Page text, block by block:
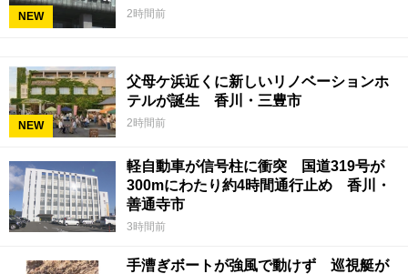
NEW 2時間前
NEW
父母ケ浜近くに新しいリノベーションホ
テルが誕生 香川・三豊市
2時間前
軽自動車が信号柱に衝突 国道319号が
300mにわたり約4時間通行止め 香川・
善通寺市
3時間前
手漕ぎボートが強風で動けず 巡視艇が